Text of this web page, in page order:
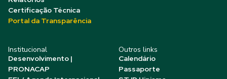
Certificação Técnica
Portal da Transparência
Institucional
Desenvolvimento |
PRONACAP
Outros links
Calendário
Passaporte